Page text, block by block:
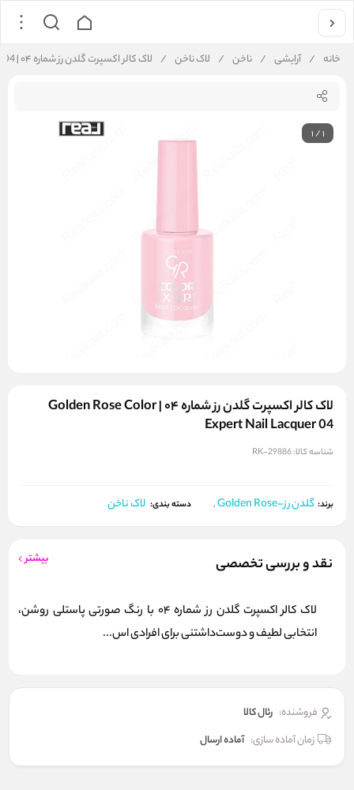
خانه / آرایشی / ناخن / لاک ناخن / لاک کالر اکسپرت گلدن رز شماره ۰۴ | Golden Rose Color Expert Nail Lacquer 04
1/1
لاک کالر اکسپرت گلدن رز شماره ۰۴ | Golden Rose Color
Expert Nail Lacquer 04
شناسه کالا:RK-29886
برند: گلدن رز-Golden Rose , دسته بندی: لاک ناخن
نقد و بررسی تخصصی بیشتر
لاک کالر اکسپرت گلدن رز شماره 04 با رنگ صورتی پاستلی روشن،
انتخابی لطیف و دوست‌داشتنی برای افرادی اس...
فروشنده: رئال كالا
زمان آماده سازی: آماده ارسال